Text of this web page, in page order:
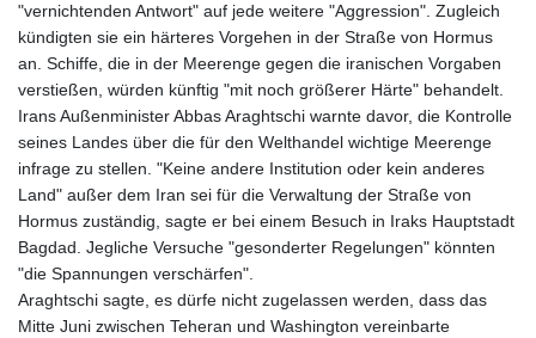
"vernichtenden Antwort" auf jede weitere "Aggression". Zugleich
kündigten sie ein härteres Vorgehen in der Straße von Hormus
an. Schiffe, die in der Meerenge gegen die iranischen Vorgaben
verstießen, würden künftig "mit noch größerer Härte" behandelt.
Irans Außenminister Abbas Araghtschi warnte davor, die Kontrolle
seines Landes über die für den Welthandel wichtige Meerenge
infrage zu stellen. "Keine andere Institution oder kein anderes
Land" außer dem Iran sei für die Verwaltung der Straße von
Hormus zuständig, sagte er bei einem Besuch in Iraks Hauptstadt
Bagdad. Jegliche Versuche "gesonderter Regelungen" könnten
"die Spannungen verschärfen".
Araghtschi sagte, es dürfe nicht zugelassen werden, dass das
Mitte Juni zwischen Teheran und Washington vereinbarte